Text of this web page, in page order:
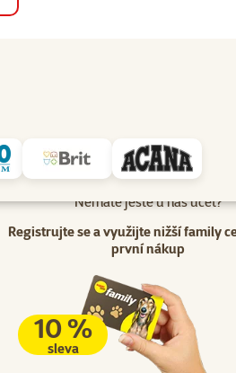
Nemáte ještě u nás účet?
Registrujte se a využijte nižší family
první nákup
10 %
sleva